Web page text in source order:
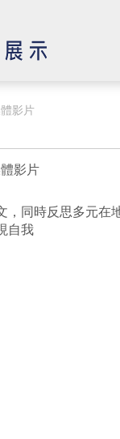
影片
影片
，同時反思多元在
自我